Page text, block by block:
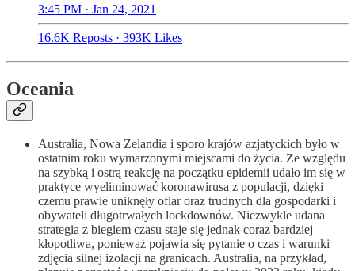
3:45 PM · Jan 24, 2021
16.6K Reposts · 393K Likes
Oceania
Australia, Nowa Zelandia i sporo krajów azjatyckich było w
ostatnim roku wymarzonymi miejscami do życia. Ze względu
na szybką i ostrą reakcję na początku epidemii udało im się w
praktyce wyeliminować koronawirusa z populacji, dzięki
czemu prawie uniknęły ofiar oraz trudnych dla gospodarki i
obywateli długotrwałych lockdownów. Niezwykle udana
strategia z biegiem czasu staje się jednak coraz bardziej
kłopotliwa, ponieważ pojawia się pytanie o czas i warunki
zdjęcia silnej izolacji na granicach. Australia, na przykład,